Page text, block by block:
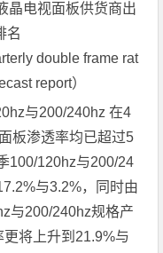
晶电视面板供货商出
名
double frame rat
report）
与200/240hz 在4
板渗透率均已超过5
100/120hz与200/24
与3.2%，同时由
与200/240hz规格产
将上升到21.9%与